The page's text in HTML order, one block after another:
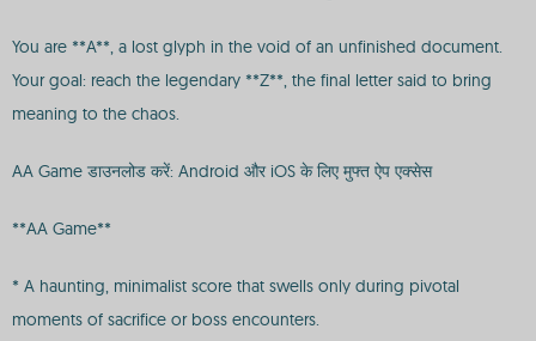
You are **A**, a lost glyph in the void of an unfinished document.
Your goal: reach the legendary **Z**, the final letter said to bring
meaning to the chaos.
AA Game डाउनलोड करें: Android और iOS के लिए मुफ्त ऐप एक्सेस
**AA Game**
* A haunting, minimalist score that swells only during pivotal
moments of sacrifice or boss encounters.